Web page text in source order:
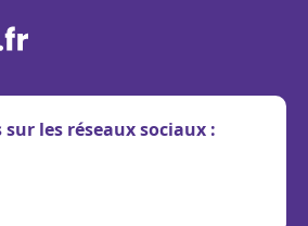
les réseaux sociaux :